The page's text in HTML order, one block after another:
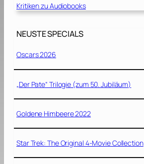
Kritiken zu Audiobooks
NEUSTE SPECIALS
Oscars 2026
„Der Pate“ Trilogie (zum 50. Jubiläum)
Goldene Himbeere 2022
Star Trek: The Original 4-Movie Collection